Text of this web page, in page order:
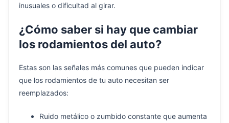
inusuales o dificultad al girar.
¿Cómo saber si hay que cambiar
los rodamientos del auto?
Estas son las señales más comunes que pueden indicar
que los rodamientos de tu auto necesitan ser
reemplazados:
Ruido metálico o zumbido constante que aumenta